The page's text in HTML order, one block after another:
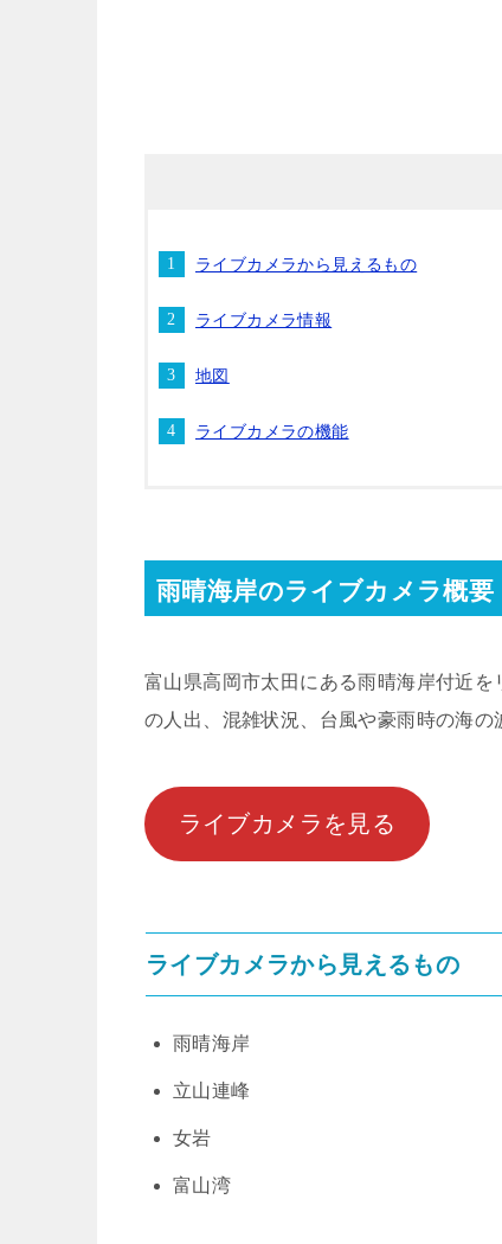
ライブカメラから見えるもの
ライブカメラ情報
地図
ライブカメラの機能
雨晴海岸のライブカメラ概要
富山県高岡市太田 にある雨晴海岸付近を
の人出、混雑状況、台風や豪雨時の海
ライブカメラを見る
ライブカメラから見えるもの
雨晴海岸
立山連峰
女岩
富山湾